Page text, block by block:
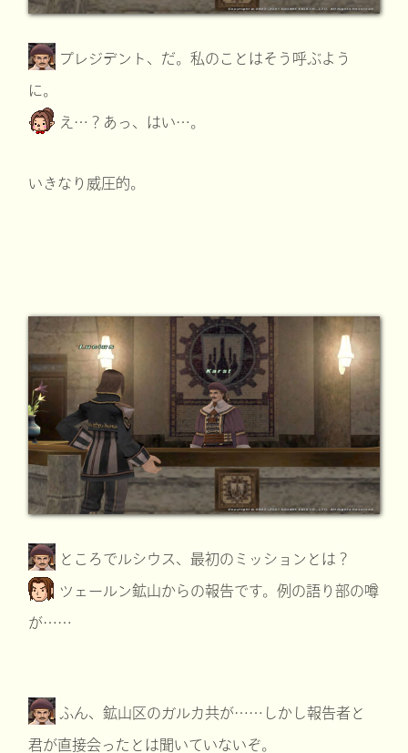
プレジデント、だ。私のことはそう呼ぶよう
に。
え…？あっ、はい…。
いきなり威圧的。
ところでルシウス、最初のミッションとは？
ツェールン鉱山からの報告です。例の語り部の噂
が……
ふん、鉱山区のガルカ共が……しかし報告者と
君が直接会ったとは聞いていないぞ。